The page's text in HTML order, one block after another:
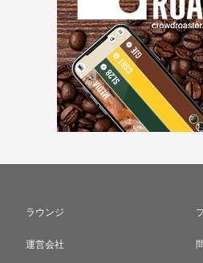
ラウンジ
運営会社